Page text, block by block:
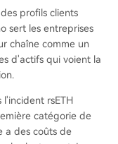
profils clients
sert les entreprises
chaîne comme un
d'actifs qui voient la
l'incident rsETH
catégorie de
a des coûts de